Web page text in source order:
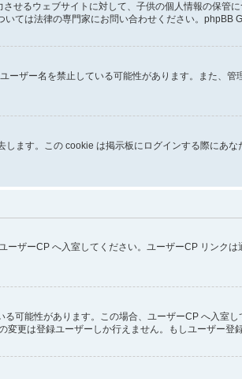
せるウェブサイトに対して、子供の個人情報の保
ては法律の専門家にお問い合わせください。phpBB
ザー名を禁止している可能性があります。また、
ます。この cookie は掲示板にログインする際にあ
ザーCP へ入室してください。ユーザーCP リンク
可能性があります。この場合、ユーザーCP へ入室
更は登録ユーザーしか行えません。もしユーザー登